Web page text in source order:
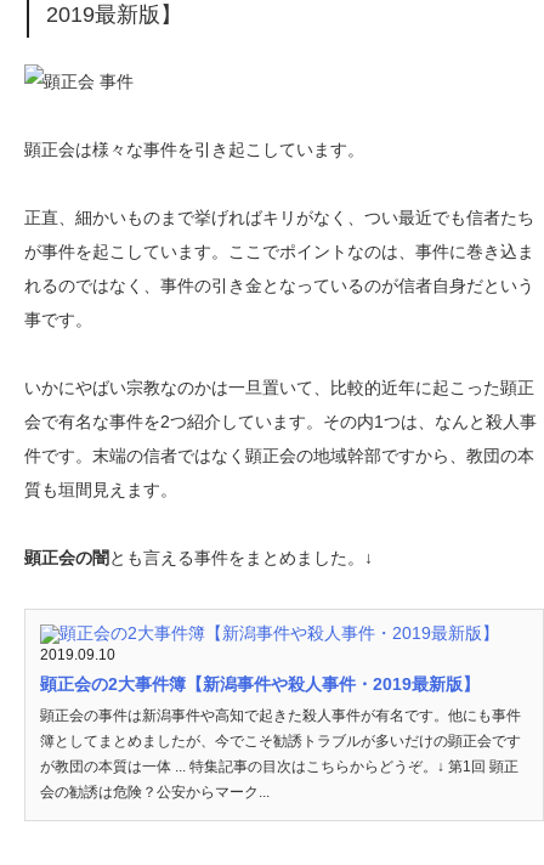
2019最新版】
顕正会は様々な事件を引き起こしています。
正直、細かいものまで挙げればキリがなく、つい最近でも信者たち
が事件を起こしています。ここでポイントなのは、事件に巻き込ま
れるのではなく、事件の引き金となっているのが信者自身だという
事です。
いかにやばい宗教なのかは一旦置いて、比較的近年に起こった顕正
会で有名な事件を2つ紹介しています。その内1つは、なんと殺人事
件です。末端の信者ではなく顕正会の地域幹部ですから、教団の本
質も垣間見えます。
顕正会の闇とも言える事件をまとめました。↓
2019.09.10
顕正会の2大事件簿【新潟事件や殺人事件・2019最新版】
顕正会の事件は新潟事件や高知で起きた殺人事件が有名です。他にも事件
簿としてまとめましたが、今でこそ勧誘トラブルが多いだけの顕正会です
が教団の本質は一体 ... 特集記事の目次はこちらからどうぞ。↓ 第1回 顕正
会の勧誘は危険？公安からマーク...